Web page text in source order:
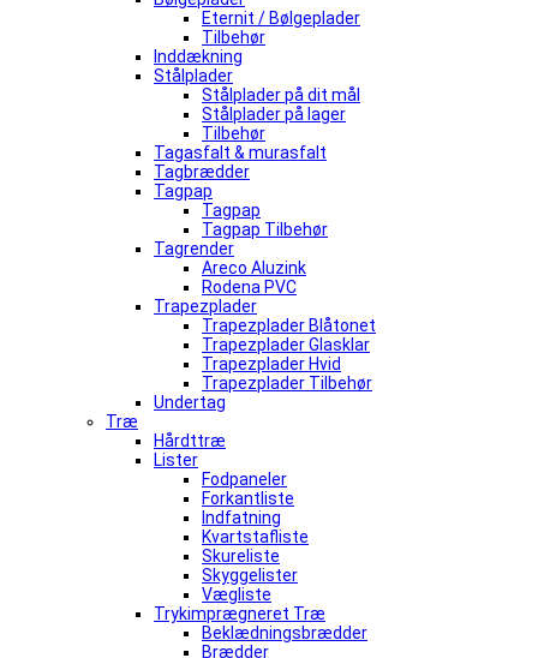
Eternit / Bølgeplader
Tilbehør
Inddækning
Stålplader
Stålplader på dit mål
Stålplader på lager
Tilbehør
Tagasfalt & murasfalt
Tagbrædder
Tagpap
Tagpap
Tagpap Tilbehør
Tagrender
Areco Aluzink
Rodena PVC
Trapezplader
Trapezplader Blåtonet
Trapezplader Glasklar
Trapezplader Hvid
Trapezplader Tilbehør
Undertag
Træ
Hårdttræ
Lister
Fodpaneler
Forkantliste
Indfatning
Kvartstafliste
Skureliste
Skyggelister
Vægliste
Trykimprægneret Træ
Beklædningsbrædder
Brædder